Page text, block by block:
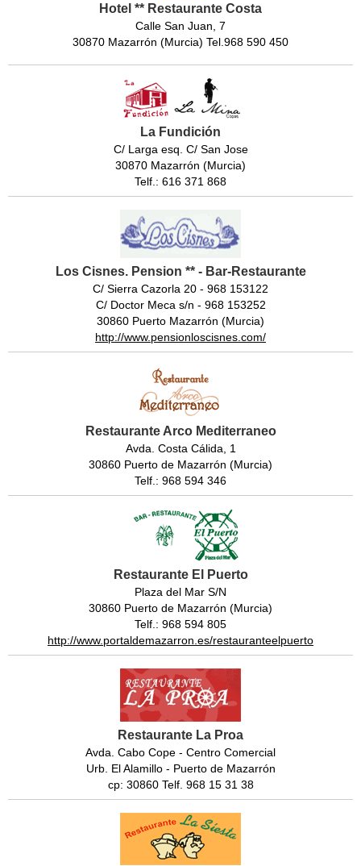
Hotel ** Restaurante Costa
Calle San Juan, 7
30870 Mazarrón (Murcia) Tel.968 590 450
La Fundición
C/ Larga esq. C/ San Jose
30870 Mazarrón (Murcia)
Telf.: 616 371 868
Los Cisnes. Pension ** - Bar-Restaurante
C/ Sierra Cazorla 20 - 968 153122
C/ Doctor Meca s/n - 968 153252
30860 Puerto Mazarrón (Murcia)
http://www.pensionloscisnes.com/
Restaurante Arco Mediterraneo
Avda. Costa Cálida, 1
30860 Puerto de Mazarrón (Murcia)
Telf.: 968 594 346
Restaurante El Puerto
Plaza del Mar S/N
30860 Puerto de Mazarrón (Murcia)
Telf.: 968 594 805
http://www.portaldemazarron.es/restauranteelpuerto
Restaurante La Proa
Avda. Cabo Cope - Centro Comercial
Urb. El Alamillo - Puerto de Mazarrón
cp: 30860 Telf. 968 15 31 38